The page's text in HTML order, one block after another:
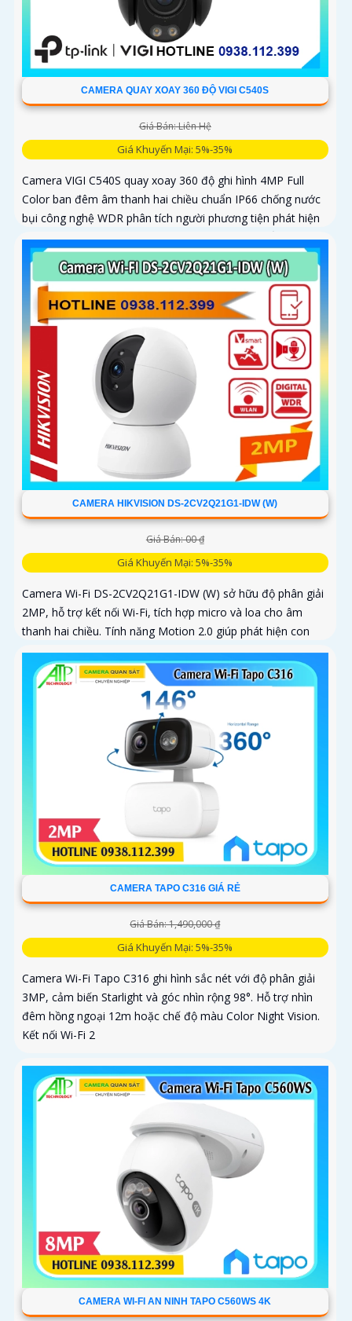
CAMERA QUAY XOAY 360 ĐỘ VIGI C540S
Giá Bán: Liên Hệ
Giá Khuyến Mại: 5%-35%
Camera VIGI C540S quay xoay 360 độ ghi hình 4MP Full
Color ban đêm âm thanh hai chiều chuẩn IP66 chống nước
bụi công nghệ WDR phân tích người phương tiện phát hiện
xâm nhập vượt ranh giới phòng vệ chủ động chuẩn nén
H.265+ tiết kiệm băng thông lưu trữ MicroSD 512GB quản lý
qua VIGI App VIGI Manager giám sát sắc nét hiệu quả
CAMERA HIKVISION DS-2CV2Q21G1-IDW (W)
Giá Bán: 00 ₫
Giá Khuyến Mại: 5%-35%
Camera Wi-Fi DS-2CV2Q21G1-IDW (W) sở hữu độ phân giải
2MP, hỗ trợ kết nối Wi-Fi, tích hợp micro và loa cho âm
thanh hai chiều. Tính năng Motion 2.0 giúp phát hiện con
người chính xác
CAMERA TAPO C316 GIÁ RẺ
Giá Bán: 1,490,000 ₫
Giá Khuyến Mại: 5%-35%
Camera Wi-Fi Tapo C316 ghi hình sắc nét với độ phân giải
3MP, cảm biến Starlight và góc nhìn rộng 98°. Hỗ trợ nhìn
đêm hồng ngoại 12m hoặc chế độ màu Color Night Vision.
Kết nối Wi-Fi 2
CAMERA WI-FI AN NINH TAPO C560WS 4K